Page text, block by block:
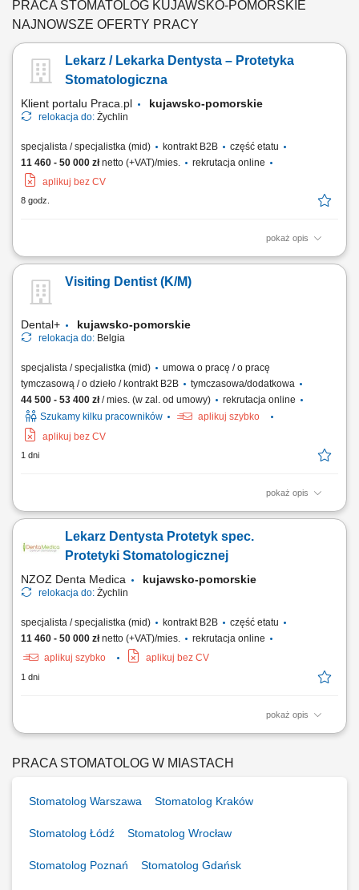
PRACA STOMATOLOG KUJAWSKO-POMORSKIE
NAJNOWSZE OFERTY PRACY
Lekarz / Lekarka Dentysta – Protetyka
Stomatologiczna
Klient portalu Praca.pl kujawsko-pomorskie
relokacja do: Żychlin
specjalista / specjalistka (mid) kontrakt B2B
część etatu
11 460 - 50 000 złnetto (+VAT)/mies.
rekrutacja online
aplikuj bez CV
8 godz.
pokaż opis
Udzielanie świadczeń z zakresu protetyki stomatologicznej zgodnie z
planowanie leczenia protetycznego pacjentów. Realizacja świadczeń
finansowanych przez NFZ oraz usług komercyjnych. Prowadzenie
Visiting Dentist (K/M)
Dental+ kujawsko-pomorskie
relokacja do: Belgia
specjalista / specjalistka (mid)
umowa o pracę / o pracę
tymczasową / o dzieło / kontrakt B2B
tymczasowa/dodatkowa
44 500 - 53 400 zł/ mies. (w zal. od umowy)
rekrutacja online
Szukamy kilku pracowników
aplikuj szybko
aplikuj bez CV
1 dni
pokaż opis
Work as an independent freelance dentist within a mobile dental team;
needs; Assist with the practical organisation of the mobile dental unit;
Lekarz Dentysta Protetyk spec.
Protetyki Stomatologicznej
NZOZ Denta Medica kujawsko-pomorskie
relokacja do: Żychlin
specjalista / specjalistka (mid) kontrakt B2B
część etatu
11 460 - 50 000 złnetto (+VAT)/mies.
rekrutacja online
aplikuj szybko
aplikuj bez CV
1 dni
pokaż opis
Zadania: Udzielanie świadczeń stomatologicznych w ramach Poradni
PRACA STOMATOLOG W MIASTACH
Stomatolog Warszawa Stomatolog Kraków
Stomatolog Łódź Stomatolog Wrocław
Stomatolog Poznań Stomatolog Gdańsk